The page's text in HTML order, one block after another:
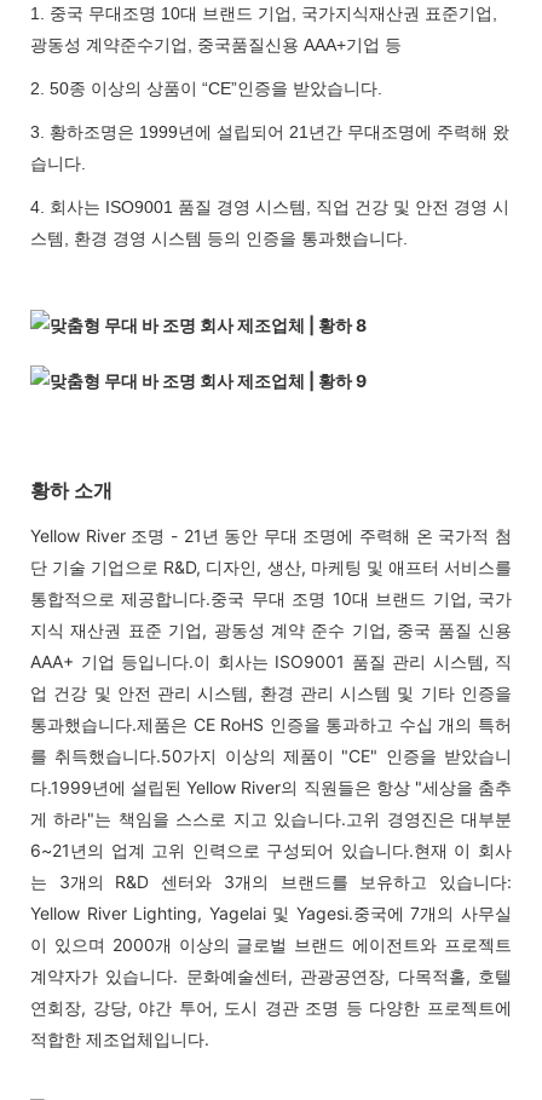
1. 중국 무대조명 10대 브랜드 기업, 국가지식재산권 표준기업,
광동성 계약준수기업, 중국품질신용 AAA+기업 등
2. 50종 이상의 상품이 “CE”인증을 받았습니다.
3. 황하조명은 1999년에 설립되어 21년간 무대조명에 주력해 왔
습니다.
4. 회사는 ISO9001 품질 경영 시스템, 직업 건강 및 안전 경영 시
스템, 환경 경영 시스템 등의 인증을 통과했습니다.
황하 소개
Yellow River 조명 - 21년 동안 무대 조명에 주력해 온 국가적 첨
단 기술 기업으로 R&D, 디자인, 생산, 마케팅 및 애프터 서비스를
통합적으로 제공합니다.중국 무대 조명 10대 브랜드 기업, 국가
지식 재산권 표준 기업, 광동성 계약 준수 기업, 중국 품질 신용
AAA+ 기업 등입니다.이 회사는 ISO9001 품질 관리 시스템, 직
업 건강 및 안전 관리 시스템, 환경 관리 시스템 및 기타 인증을
통과했습니다.제품은 CE RoHS 인증을 통과하고 수십 개의 특허
를 취득했습니다.50가지 이상의 제품이 "CE" 인증을 받았습니
다.1999년에 설립된 Yellow River의 직원들은 항상 "세상을 춤추
게 하라"는 책임을 스스로 지고 있습니다.고위 경영진은 대부분
6~21년의 업계 고위 인력으로 구성되어 있습니다.현재 이 회사
는 3개의 R&D 센터와 3개의 브랜드를 보유하고 있습니다:
Yellow River Lighting, Yagelai 및 Yagesi.중국에 7개의 사무실
이 있으며 2000개 이상의 글로벌 브랜드 에이전트와 프로젝트
계약자가 있습니다. 문화예술센터, 관광공연장, 다목적홀, 호텔
연회장, 강당, 야간 투어, 도시 경관 조명 등 다양한 프로젝트에
적합한 제조업체입니다.